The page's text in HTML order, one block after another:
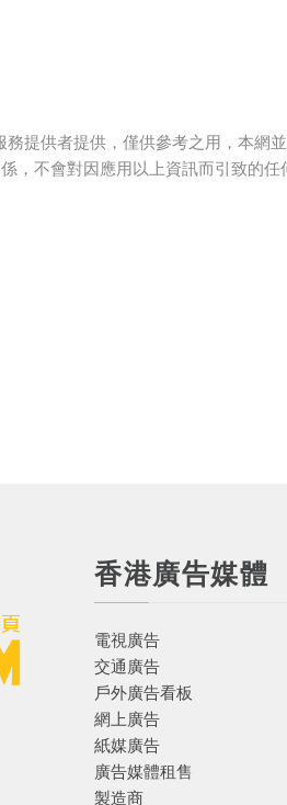
提供者提供，僅供參考之用，本網
，不會對因應用以上資訊而引致的任
香港廣告媒體
電視廣告
交通廣告
戶外廣告看板
網上廣告
紙媒廣告
廣告媒體租售
製造商